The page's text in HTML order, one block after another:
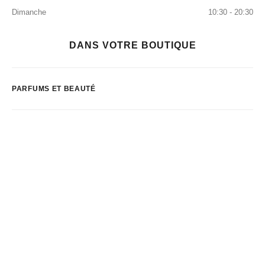
Dimanche
10:30 - 20:30
DANS VOTRE BOUTIQUE
PARFUMS ET BEAUTÉ